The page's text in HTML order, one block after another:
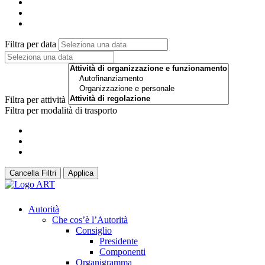
Filtra per data
Filtra per attività
Filtra per modalità di trasporto
Cancella Filtri Applica
Autorità
Che cos’è l’Autorità
Consiglio
Presidente
Componenti
Organigramma